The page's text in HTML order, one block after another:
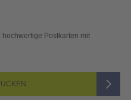
„Sichtbar und